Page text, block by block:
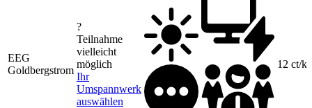
EEG
Goldbergstrom
?
Teilnahme
vielleicht
möglich
Ihr
Umspannwerk
auswählen
12 ct/